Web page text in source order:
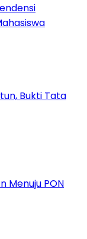
Bukti Tata
Menuju PON